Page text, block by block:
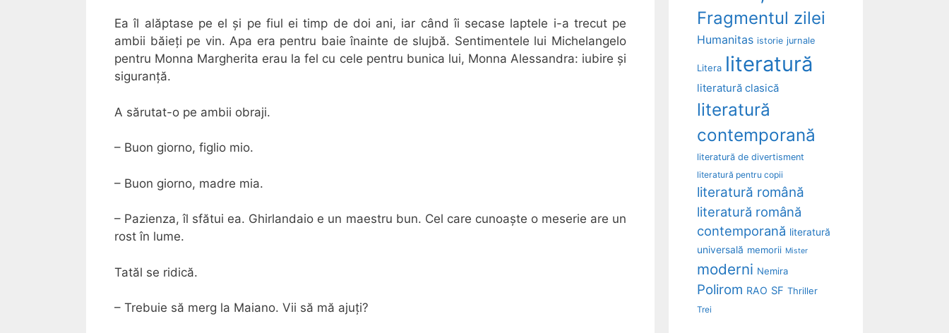
Ea îl alăptase pe el și pe fiul ei timp de doi ani, iar când îi secase laptele i-a trecut pe
ambii băieți pe vin. Apa era pentru baie înainte de slujbă. Sentimentele lui Michelangelo
pentru Monna Margherita erau la fel cu cele pentru bunica lui, Monna Alessandra: iubire și
siguranță.
A sărutat-o pe ambii obraji.
– Buon giorno, figlio mio.
– Buon giorno, madre mia.
– Pazienza, îl sfătui ea. Ghirlandaio e un maestru bun. Cel care cunoaște o meserie are un
rost în lume.
Tatăl se ridică.
– Trebuie să merg la Maiano. Vii să mă ajuți?
Fragmentul zilei
Humanitas istorie jurnale
Litera literatură
literatură clasică
literatură
contemporană
literatură de divertisment
literatură pentru copii
literatură română
literatură română
contemporană literatură
universală memorii Mister
moderni Nemira
Polirom RAO SF Thriller
Trei